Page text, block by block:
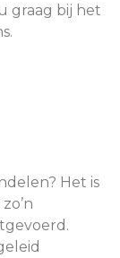
graag bij het
Het is